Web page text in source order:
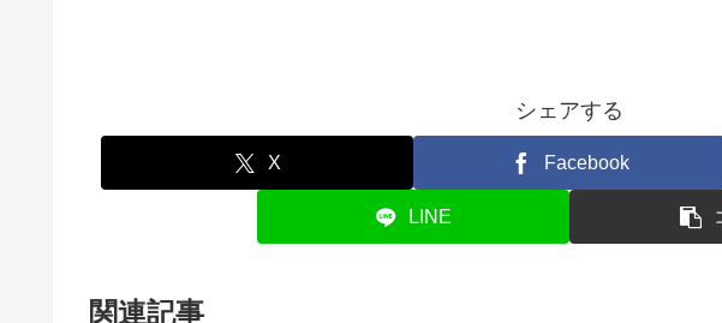
シェアする
X Facebook
LINE
関連記事